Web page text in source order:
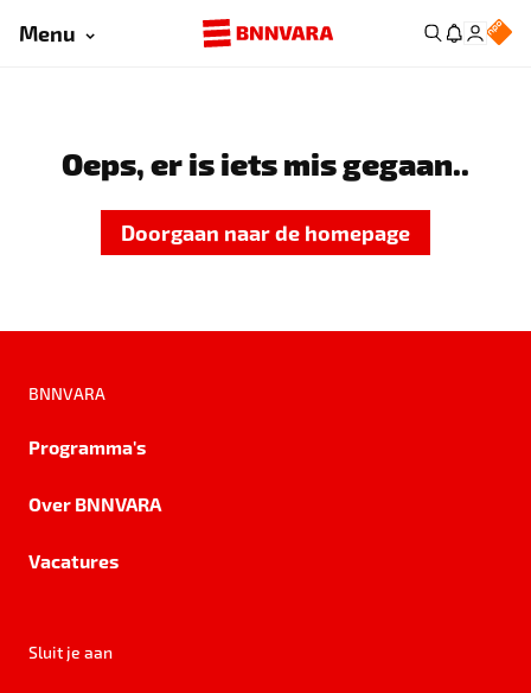
Menu
Oeps, er is iets mis gegaan..
Doorgaan naar de homepage
BNNVARA
Programma's
Over BNNVARA
Vacatures
Sluit je aan